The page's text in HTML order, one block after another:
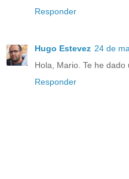
Responder
Hugo Estevez 24 de
Hola, Mario. Te he
Responder